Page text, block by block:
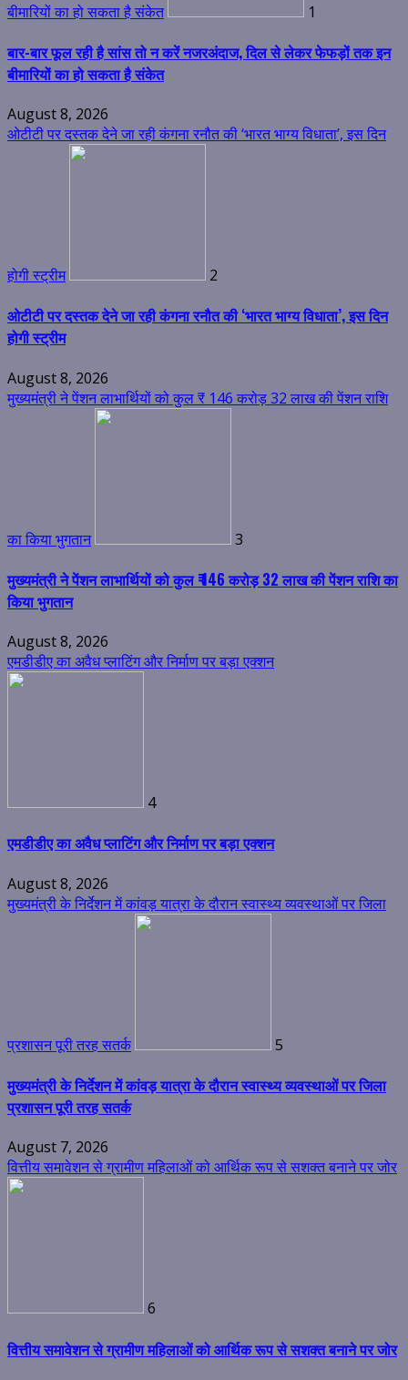
बीमारियों का हो सकता है संकेत 1
बार-बार फूल रही है सांस तो न करें नजरअंदाज, दिल से लेकर फेफड़ों तक इन
बीमारियों का हो सकता है संकेत
August 8, 2026
ओटीटी पर दस्तक देने जा रही कंगना रनौत की ‘भारत भाग्य विधाता’, इस दिन
होगी स्ट्रीम 2
ओटीटी पर दस्तक देने जा रही कंगना रनौत की ‘भारत भाग्य विधाता’, इस दिन
होगी स्ट्रीम
August 8, 2026
मुख्यमंत्री ने पेंशन लाभार्थियों को कुल ₹ 146 करोड़ 32 लाख की पेंशन राशि
का किया भुगतान 3
मुख्यमंत्री ने पेंशन लाभार्थियों को कुल ₹ 146 करोड़ 32 लाख की पेंशन राशि का
किया भुगतान
August 8, 2026
एमडीडीए का अवैध प्लाटिंग और निर्माण पर बड़ा एक्शन
4
एमडीडीए का अवैध प्लाटिंग और निर्माण पर बड़ा एक्शन
August 8, 2026
मुख्यमंत्री के निर्देशन में कांवड़ यात्रा के दौरान स्वास्थ्य व्यवस्थाओं पर जिला
प्रशासन पूरी तरह सतर्क 5
मुख्यमंत्री के निर्देशन में कांवड़ यात्रा के दौरान स्वास्थ्य व्यवस्थाओं पर जिला
प्रशासन पूरी तरह सतर्क
August 7, 2026
वित्तीय समावेशन से ग्रामीण महिलाओं को आर्थिक रूप से सशक्त बनाने पर जोर
6
वित्तीय समावेशन से ग्रामीण महिलाओं को आर्थिक रूप से सशक्त बनाने पर जोर